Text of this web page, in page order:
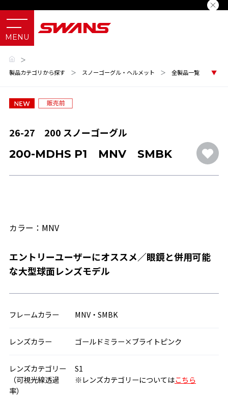
＞
製品カテゴリから探す
＞ スノーゴーグル・ヘルメット ＞ 全製品一覧
26-27 200 スノーゴーグル
200-MDHS P1 MNV SMBK
カラー：MNV
エントリーユーザーにオススメ／眼鏡と併用可能
な大型球面レンズモデル
フレームカラー MNV・SMBK
レンズカラー ゴールドミラー×ブライトピンク
レンズカテゴリー
（可視光線透過
率）
S1
※レンズカテゴリーについてはこちら